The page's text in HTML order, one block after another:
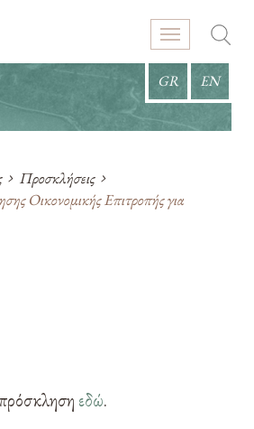
GR EN
Προσκλήσεις
Οικονομικής Επιτροπής για
εδώ.